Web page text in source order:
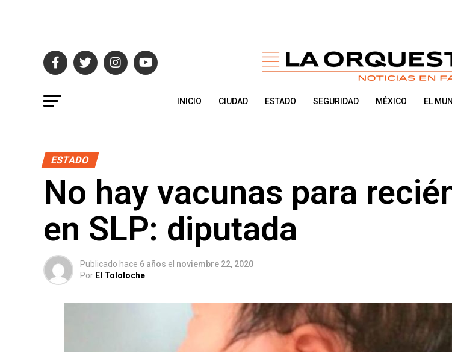
INICIO CIUDAD ESTADO SEGURIDAD MÉXICO EL
ESTADO
No hay vacunas para
en SLP: diputada
Publicado hace 6 años el noviembre 22, 2020
Por El Tololoche